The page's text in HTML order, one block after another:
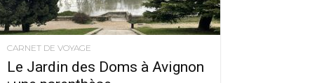
CARNET DE VOYAGE
Le Jardin des Doms à Avignon